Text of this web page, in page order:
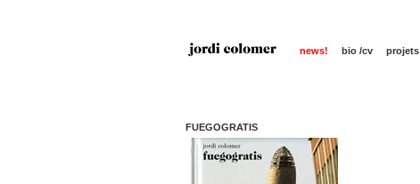
news! bio /cv projets
FUEGOGRATIS